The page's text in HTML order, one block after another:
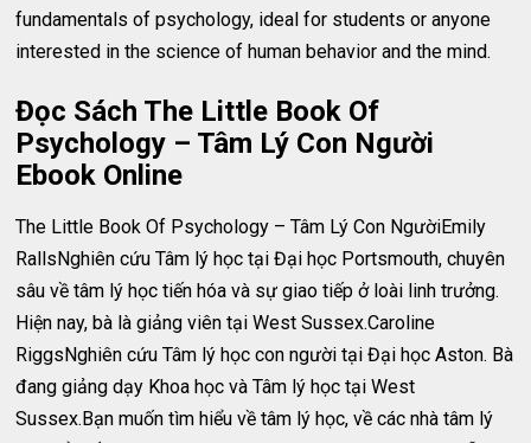
fundamentals of psychology, ideal for students or anyone
interested in the science of human behavior and the mind.
Đọc Sách The Little Book Of
Psychology – Tâm Lý Con Người
Ebook Online
The Little Book Of Psychology – Tâm Lý Con NgườiEmily
RallsNghiên cứu Tâm lý học tại Đại học Portsmouth, chuyên
sâu về tâm lý học tiến hóa và sự giao tiếp ở loài linh trưởng.
Hiện nay, bà là giảng viên tại West Sussex.Caroline
RiggsNghiên cứu Tâm lý học con người tại Đại học Aston. Bà
đang giảng dạy Khoa học và Tâm lý học tại West
Sussex.Bạn muốn tìm hiểu về tâm lý học, về các nhà tâm lý